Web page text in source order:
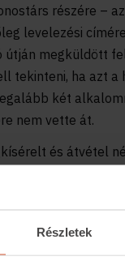
Részletek
részére –
levelezési
útján megküldött
tekinteni, ha azt a
két
nem vette át.
és átvétel
munkanapon
vélelem).